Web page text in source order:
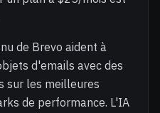
de Brevo aident à
d'emails avec des
sur les meilleures
de performance. L'IA